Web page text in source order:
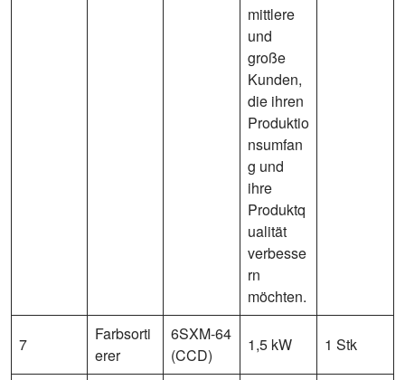
mittlere
und
große
Kunden,
die ihren
Produktio
nsumfan
g und
ihre
Produktq
ualität
verbesse
rn
möchten.
7
Farbsorti
erer
6SXM-64
(CCD)
1,5 kW 1 Stk